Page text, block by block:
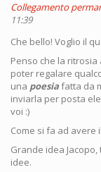
Collegamento
11:39
Che bello! Voglio il
Penso che la
poter regalare
una poesiafatta da
inviarla per posta
voi :)
Come si fa ad avere
Grande idea
idee.